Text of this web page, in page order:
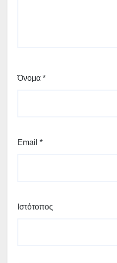
Όνομα *
Email *
Ιστότοπος